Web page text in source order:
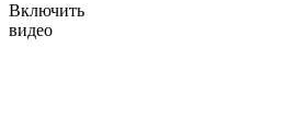
Включить
видео